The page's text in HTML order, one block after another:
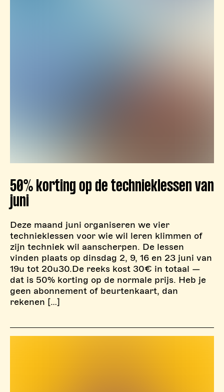
50% korting op de technieklessen van
juni
Deze maand juni organiseren we vier
technieklessen voor wie wil leren klimmen of
zijn techniek wil aanscherpen. De lessen
vinden plaats op dinsdag 2, 9, 16 en 23 juni van
19u tot 20u30.De reeks kost 30€ in totaal —
dat is 50% korting op de normale prijs. Heb je
geen abonnement of beurtenkaart, dan
rekenen […]